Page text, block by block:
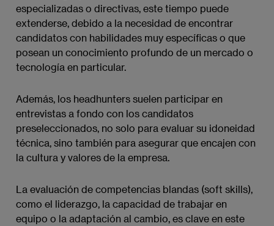
especializadas o directivas, este tiempo puede
extenderse, debido a la necesidad de encontrar
candidatos con habilidades muy específicas o que
posean un conocimiento profundo de un mercado o
tecnología en particular.
Además, los headhunters suelen participar en
entrevistas a fondo con los candidatos
preseleccionados, no solo para evaluar su idoneidad
técnica, sino también para asegurar que encajen con
la cultura y valores de la empresa.
La evaluación de competencias blandas (soft skills),
como el liderazgo, la capacidad de trabajar en
equipo o la adaptación al cambio, es clave en este